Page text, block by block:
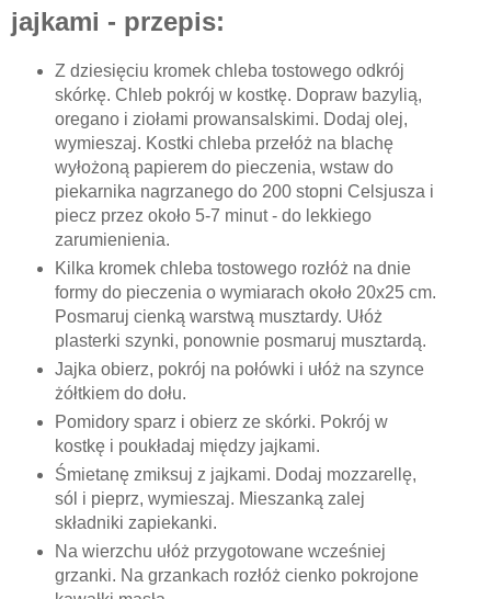
jajkami - przepis:
Z dziesięciu kromek chleba tostowego odkrój
skórkę. Chleb pokrój w kostkę. Dopraw bazylią,
oregano i ziołami prowansalskimi. Dodaj olej,
wymieszaj. Kostki chleba przełóż na blachę
wyłożoną papierem do pieczenia, wstaw do
piekarnika nagrzanego do 200 stopni Celsjusza i
piecz przez około 5-7 minut - do lekkiego
zarumienienia.
Kilka kromek chleba tostowego rozłóż na dnie
formy do pieczenia o wymiarach około 20x25 cm.
Posmaruj cienką warstwą musztardy. Ułóż
plasterki szynki, ponownie posmaruj musztardą.
Jajka obierz, pokrój na połówki i ułóż na szynce
żółtkiem do dołu.
Pomidory sparz i obierz ze skórki. Pokrój w
kostkę i poukładaj między jajkami.
Śmietanę zmiksuj z jajkami. Dodaj mozzarellę,
sól i pieprz, wymieszaj. Mieszanką zalej
składniki zapiekanki.
Na wierzchu ułóż przygotowane wcześniej
grzanki. Na grzankach rozłóż cienko pokrojone